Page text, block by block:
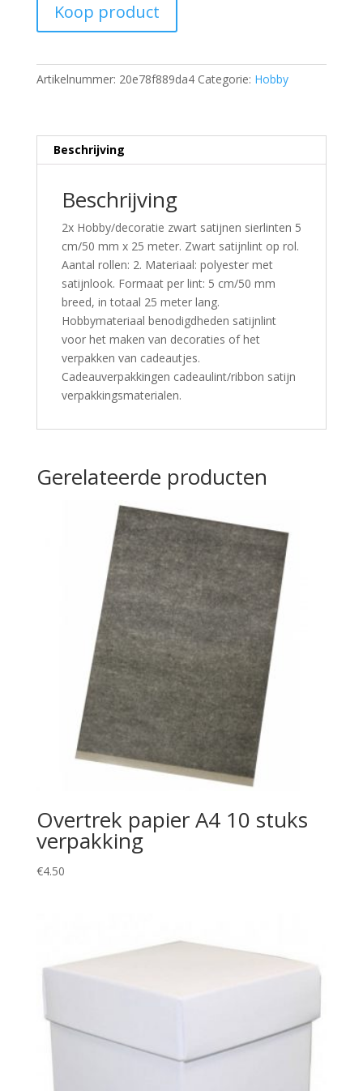
Koop product
Artikelnummer: 20e78f889da4 Categorie: Hobby
Beschrijving
Beschrijving
2x Hobby/decoratie zwart satijnen sierlinten 5
cm/50 mm x 25 meter. Zwart satijnlint op rol.
Aantal rollen: 2. Materiaal: polyester met
satijnlook. Formaat per lint: 5 cm/50 mm
breed, in totaal 25 meter lang.
Hobbymateriaal benodigdheden satijnlint
voor het maken van decoraties of het
verpakken van cadeautjes.
Cadeauverpakkingen cadeaulint/ribbon satijn
verpakkingsmaterialen.
Gerelateerde producten
Overtrek papier A4 10 stuks
verpakking
€4.50